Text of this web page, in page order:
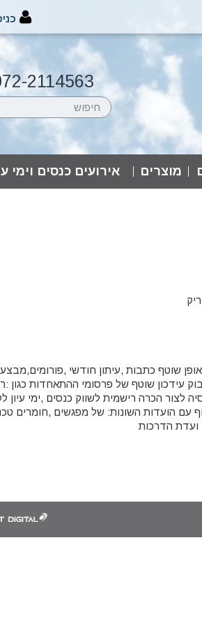
2114563
מוצרים אירועים כנסים וימי
שוטף כתבות ,עיתון חודשי
עידכון שוטף של פרסומי ההתאחדות כגון
לצור הכרה רישמית לשווק כנסים ,ימי עיון
עם הועדות השונות: של מפגשים ,חומרים
ועדת הדרכות